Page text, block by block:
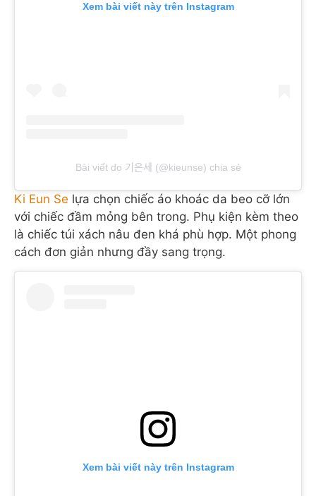
Xem bài viết này trên Instagram
Bài viết do 기은세 (@kieunse) chia sẻ
Ki Eun Se lựa chọn chiếc áo khoác da beo cỡ lớn
với chiếc đầm mỏng bên trong. Phụ kiện kèm theo
là chiếc túi xách nâu đen khá phù hợp. Một phong
cách đơn giản nhưng đầy sang trọng.
Xem bài viết này trên Instagram